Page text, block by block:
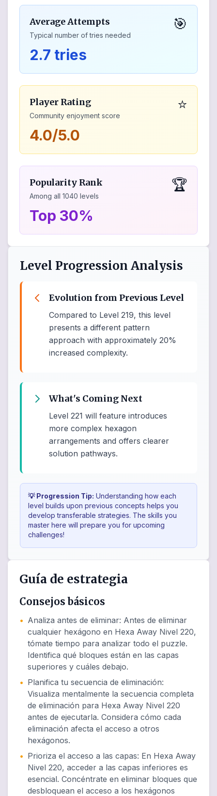
Average Attempts
Typical number of tries needed
🎯
2.7 tries
Player Rating
Community enjoyment score
⭐
4.0/5.0
Popularity Rank
Among all 1040 levels
🏆
Top 30%
Level Progression Analysis
Evolution from Previous Level
Compared to Level 219, this level
presents a different pattern
approach with approximately 20%
increased complexity.
What's Coming Next
Level 221 will feature introduces
more complex hexagon
arrangements and offers clearer
solution pathways.
💡 Progression Tip: Understanding how each
level builds upon previous concepts helps you
develop transferable strategies. The skills you
master here will prepare you for upcoming
challenges!
Guía de estrategia
Consejos básicos
• Analiza antes de eliminar: Antes de eliminar
cualquier hexágono en Hexa Away Nivel 220,
tómate tiempo para analizar todo el puzzle.
Identifica qué bloques están en las capas
superiores y cuáles debajo.
• Planifica tu secuencia de eliminación:
Visualiza mentalmente la secuencia completa
de eliminación para Hexa Away Nivel 220
antes de ejecutarla. Considera cómo cada
eliminación afecta el acceso a otros
hexágonos.
• Prioriza el acceso a las capas: En Hexa Away
Nivel 220, acceder a las capas inferiores es
esencial. Concéntrate en eliminar bloques que
desbloquean el acceso a los hexágonos